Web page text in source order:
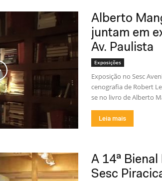
Alberto
juntam em
Av. Paulista
Exposições
Exposição no Sesc
cenografia de Robert
se no livro de Alberto
Leia mais
A 14ª
Sesc